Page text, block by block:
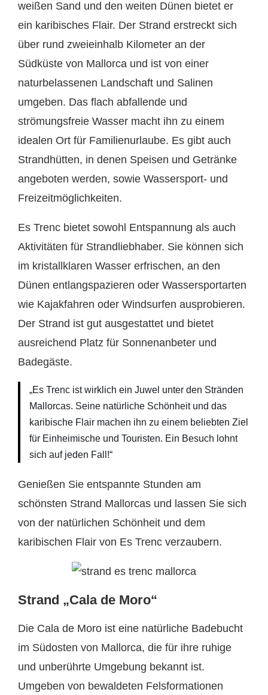
weißen Sand und den weiten Dünen bietet er
ein karibisches Flair. Der Strand erstreckt sich
über rund zweieinhalb Kilometer an der
Südküste von Mallorca und ist von einer
naturbelassenen Landschaft und Salinen
umgeben. Das flach abfallende und
strömungsfreie Wasser macht ihn zu einem
idealen Ort für Familienurlaube. Es gibt auch
Strandhütten, in denen Speisen und Getränke
angeboten werden, sowie Wassersport- und
Freizeitmöglichkeiten.
Es Trenc bietet sowohl Entspannung als auch
Aktivitäten für Strandliebhaber. Sie können sich
im kristallklaren Wasser erfrischen, an den
Dünen entlangspazieren oder Wassersportarten
wie Kajakfahren oder Windsurfen ausprobieren.
Der Strand ist gut ausgestattet und bietet
ausreichend Platz für Sonnenanbeter und
Badegäste.
„Es Trenc ist wirklich ein Juwel unter den Stränden
Mallorcas. Seine natürliche Schönheit und das
karibische Flair machen ihn zu einem beliebten Ziel
für Einheimische und Touristen. Ein Besuch lohnt
sich auf jeden Fall!“
Genießen Sie entspannte Stunden am
schönsten Strand Mallorcas und lassen Sie sich
von der natürlichen Schönheit und dem
karibischen Flair von Es Trenc verzaubern.
Strand „Cala de Moro“
Die Cala de Moro ist eine natürliche Badebucht
im Südosten von Mallorca, die für ihre ruhige
und unberührte Umgebung bekannt ist.
Umgeben von bewaldeten Felsformationen